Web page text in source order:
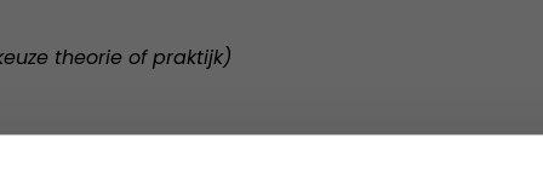
theorie of praktijk)